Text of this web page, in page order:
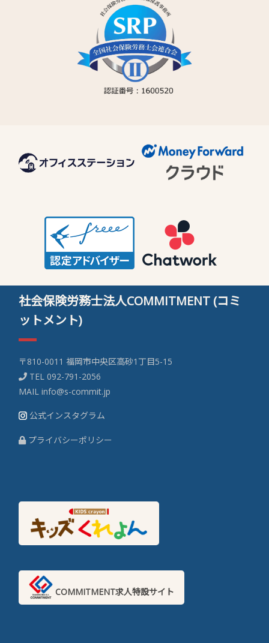
社会保険労務士法人COMMITMENT (コミ
ットメント)
〒810-0011 福岡市中央区高砂1丁目5-15
TEL092-791-2056
MAILinfo@s-commit.jp
公式インスタグラム
プライバシーポリシー
COMMITMENT求人特設サイト